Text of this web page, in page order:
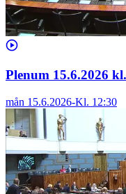
Plenum 15.6.2026
mån 15.6.2026-Kl. 12:30